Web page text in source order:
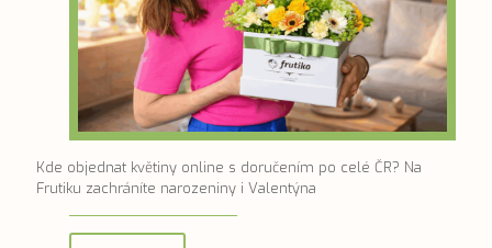
Kde objednat květiny online s doručením po celé ČR? Na
Frutiku zachráníte narozeniny i Valentýna